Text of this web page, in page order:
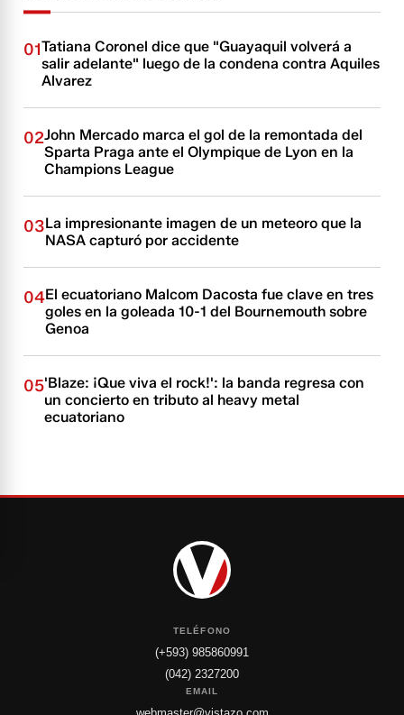
01Tatiana Coronel dice que "Guayaquil volverá a
salir adelante" luego de la condena contra Aquiles
Alvarez
02John Mercado marca el gol de la remontada del
Sparta Praga ante el Olympique de Lyon en la
Champions League
03La impresionante imagen de un meteoro que la
NASA capturó por accidente
04El ecuatoriano Malcom Dacosta fue clave en tres
goles en la goleada 10-1 del Bournemouth sobre
Genoa
05'Blaze: ¡Que viva el rock!': la banda regresa con
un concierto en tributo al heavy metal
ecuatoriano
TELÉFONO
(+593) 985860991
(042) 2327200
EMAIL